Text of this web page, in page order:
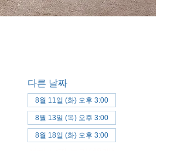
다른 날짜
8월 11일 (화) 오후 3:00
8월 13일 (목) 오후 3:00
8월 18일 (화) 오후 3:00